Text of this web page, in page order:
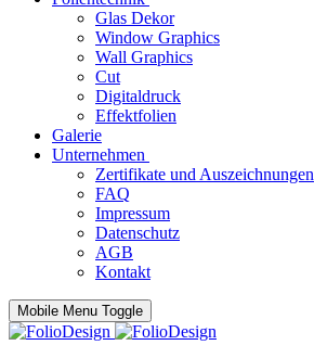
Glas Dekor
Window Graphics
Wall Graphics
Cut
Digitaldruck
Effektfolien
Galerie
Unternehmen
Zertifikate und Auszeichnungen
FAQ
Impressum
Datenschutz
AGB
Kontakt
Mobile Menu Toggle